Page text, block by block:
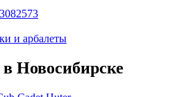
Новосибирске